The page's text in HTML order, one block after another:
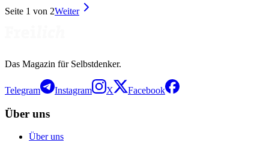
Seite 1 von 2Weiter
Das Magazin für Selbstdenker.
Telegram Instagram X Facebook
Über uns
Über uns